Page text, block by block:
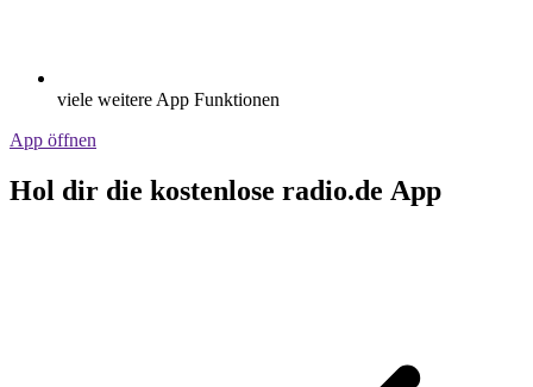
viele weitere App Funktionen
App öffnen
Hol dir die kostenlose radio.de App